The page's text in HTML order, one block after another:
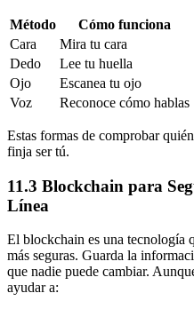
Método
Cómo funciona
Cara
Mira tu cara
Dedo
Lee tu huella
Ojo
Escanea tu ojo
Voz
Reconoce cómo hablas
Estas formas de comprobar
finja ser tú.
11.3 Blockchain para
Línea
El blockchain es una tecnología
más seguras. Guarda la
que nadie puede cambiar.
ayudar a: